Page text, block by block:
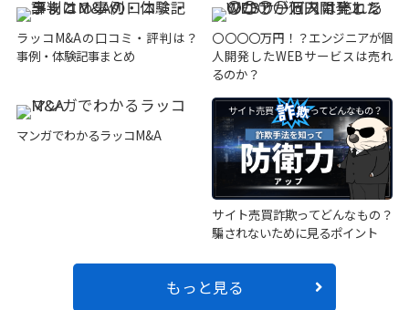
ラッコM&Aの口コミ・評判は？
事例・体験記事まとめ
〇〇〇〇万円！？エンジニアが個
人開発したWEBサービスは売れ
るのか？
マンガでわかるラッコM&A
サイト売買詐欺ってどんなもの？
騙されないために見るポイント
もっと見る